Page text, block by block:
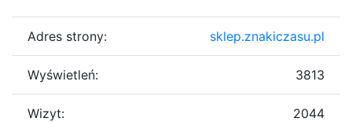
Adres strony: sklep.znakiczasu.pl
Wyświetleń: 3813
Wizyt: 2044